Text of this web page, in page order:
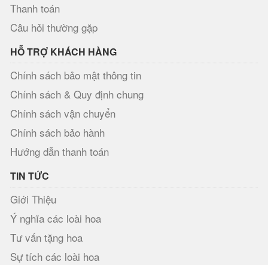
Thanh toán
Câu hỏi thường gặp
HỖ TRỢ KHÁCH HÀNG
Chính sách bảo mật thông tin
Chính sách & Quy định chung
Chính sách vận chuyển
Chính sách bảo hành
Hướng dẫn thanh toán
TIN TỨC
Giới Thiệu
Ý nghĩa các loài hoa
Tư vấn tặng hoa
Sự tích các loài hoa